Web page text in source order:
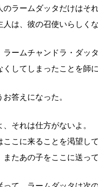
ラームダッタだけはそ
は、彼の召使いらしく
ームチャンドラ・ダッ
くしてしまったことを師
答えになった。
、それは仕方がないよ。
こに来ることを渇望して
たあの子をここに送って